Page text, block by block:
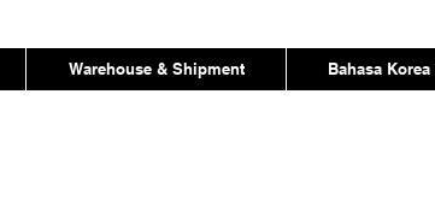
Warehouse & Shipment Bahasa Korea